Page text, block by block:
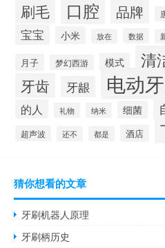
刷毛 口腔 品牌
宝宝 小米 放在 数据
月子 梦幻西游 模式 清
牙齿 牙龈 电动
的人 礼物 纳米 细菌
超声波 还不 都是 酒店
猜你想看的文章
牙刷机器人原理
牙刷柄历史